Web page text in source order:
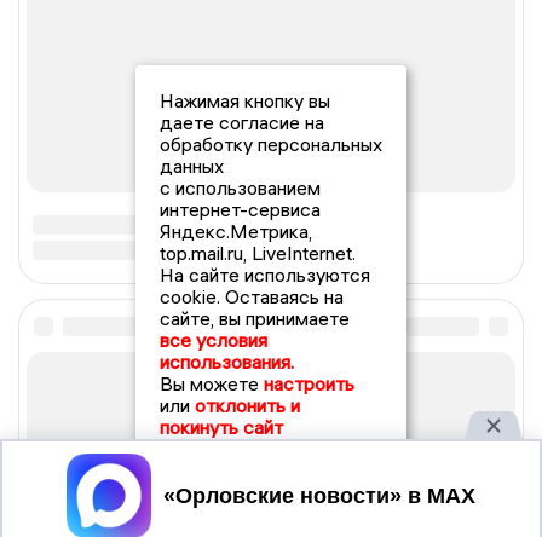
Нажимая кнопку вы
даете согласие на
обработку персональных
данных
с использованием
интернет-сервиса
Яндекс.Метрика,
top.mail.ru, LiveInternet.
На сайте используются
cookie. Оставаясь на
сайте, вы принимаете
все условия
использования.
Вы можете настроить
или отклонить и
покинуть сайт
Принять